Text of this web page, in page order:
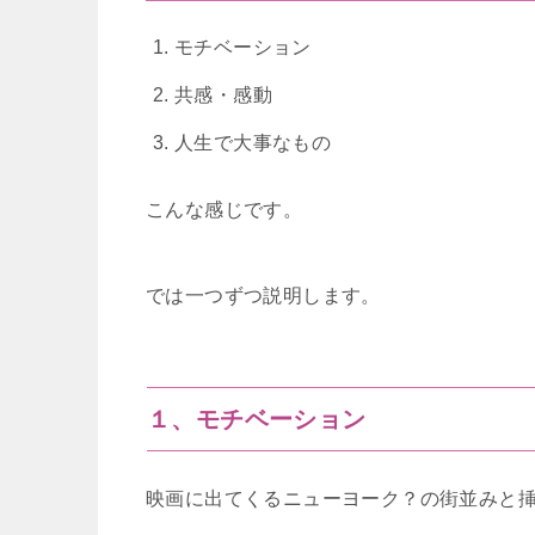
モチベーション
共感・感動
人生で大事なもの
こんな感じです。
では一つずつ説明します。
１、モチベーション
映画に出てくるニューヨーク？の街並みと